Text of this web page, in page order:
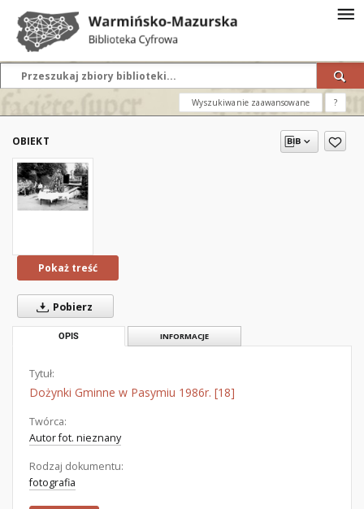
Wyszukiwanie zaawansowane ?
OBIEKT
Pokaż treść
Pobierz
OPIS INFORMACJE
Tytuł:
Dożynki Gminne w Pasymiu 1986r. [18]
Twórca:
Autor fot. nieznany
Rodzaj dokumentu:
fotografia